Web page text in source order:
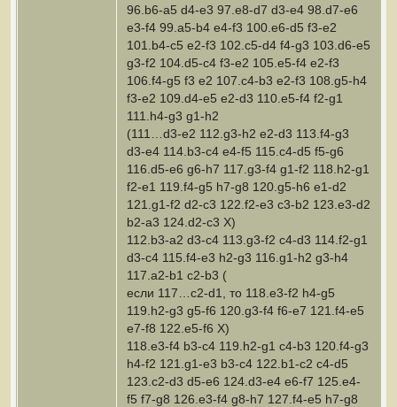
96.b6-a5 d4-e3 97.e8-d7 d3-e4 98.d7-e6
e3-f4 99.a5-b4 e4-f3 100.e6-d5 f3-e2
101.b4-c5 e2-f3 102.c5-d4 f4-g3 103.d6-e5
g3-f2 104.d5-c4 f3-e2 105.e5-f4 e2-f3
106.f4-g5 f3 e2 107.c4-b3 e2-f3 108.g5-h4
f3-e2 109.d4-e5 e2-d3 110.e5-f4 f2-g1
111.h4-g3 g1-h2
(111…d3-e2 112.g3-h2 e2-d3 113.f4-g3
d3-e4 114.b3-c4 e4-f5 115.c4-d5 f5-g6
116.d5-e6 g6-h7 117.g3-f4 g1-f2 118.h2-g1
f2-e1 119.f4-g5 h7-g8 120.g5-h6 e1-d2
121.g1-f2 d2-c3 122.f2-e3 c3-b2 123.e3-d2
b2-a3 124.d2-c3 Х)
112.b3-a2 d3-c4 113.g3-f2 c4-d3 114.f2-g1
d3-c4 115.f4-e3 h2-g3 116.g1-h2 g3-h4
117.a2-b1 c2-b3 (
если 117…c2-d1, то 118.e3-f2 h4-g5
119.h2-g3 g5-f6 120.g3-f4 f6-e7 121.f4-e5
e7-f8 122.e5-f6 X)
118.e3-f4 b3-c4 119.h2-g1 c4-b3 120.f4-g3
h4-f2 121.g1-e3 b3-c4 122.b1-c2 c4-d5
123.c2-d3 d5-e6 124.d3-e4 e6-f7 125.e4-
f5 f7-g8 126.e3-f4 g8-h7 127.f4-e5 h7-g8